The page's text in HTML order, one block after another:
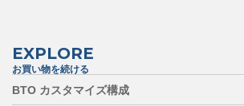
EXPLORE
お買い物を続ける
BTO カスタマイズ構成